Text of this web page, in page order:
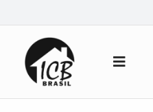
para
conteúdo